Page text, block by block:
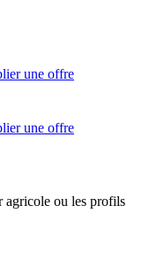
une offre
une offre
agricole ou les profils